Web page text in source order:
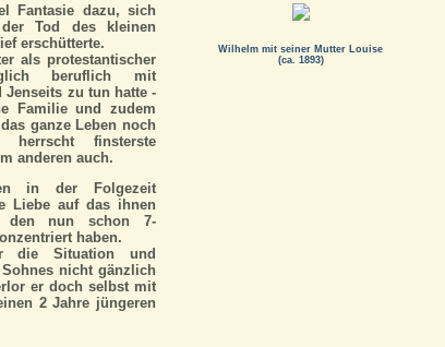
Fantasie dazu, sich
Tod des kleinen
erschütterte.
als protestantischer
beruflich mit
Jenseits zu tun hatte -
Familie und zudem
ganze Leben noch
herrscht finsterste
anderen auch.
in der Folgezeit
Liebe auf das ihnen
den nun schon 7-
haben.
die Situation und
nicht gänzlich
er doch selbst mit
2 Jahre jüngeren
Wilhelm mit seiner Mutter Louise
(ca. 1893)